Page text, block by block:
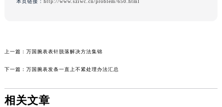
上一篇： 万国腕表表针脱落解决方法集锦
下一篇： 万国腕表发条一直上不紧处理办法汇总
相关文章